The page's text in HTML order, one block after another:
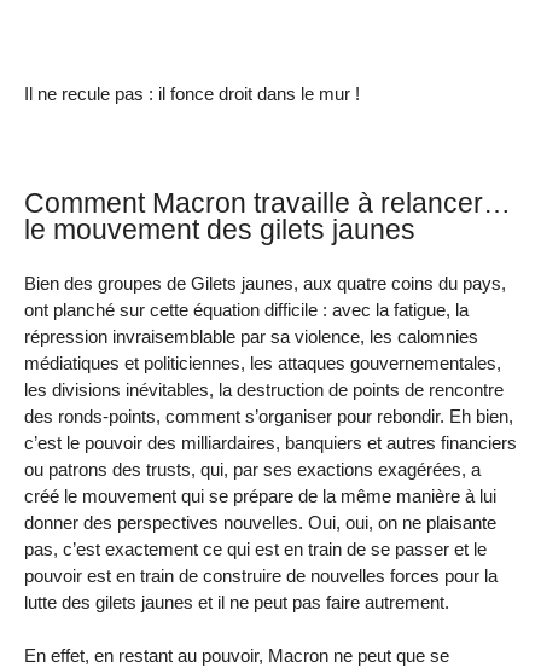
Il ne recule pas : il fonce droit dans le mur !
Comment Macron travaille à relancer…
le mouvement des gilets jaunes
Bien des groupes de Gilets jaunes, aux quatre coins du pays,
ont planché sur cette équation difficile : avec la fatigue, la
répression invraisemblable par sa violence, les calomnies
médiatiques et politiciennes, les attaques gouvernementales,
les divisions inévitables, la destruction de points de rencontre
des ronds-points, comment s’organiser pour rebondir. Eh bien,
c’est le pouvoir des milliardaires, banquiers et autres financiers
ou patrons des trusts, qui, par ses exactions exagérées, a
créé le mouvement qui se prépare de la même manière à lui
donner des perspectives nouvelles. Oui, oui, on ne plaisante
pas, c’est exactement ce qui est en train de se passer et le
pouvoir est en train de construire de nouvelles forces pour la
lutte des gilets jaunes et il ne peut pas faire autrement.
En effet, en restant au pouvoir, Macron ne peut que se